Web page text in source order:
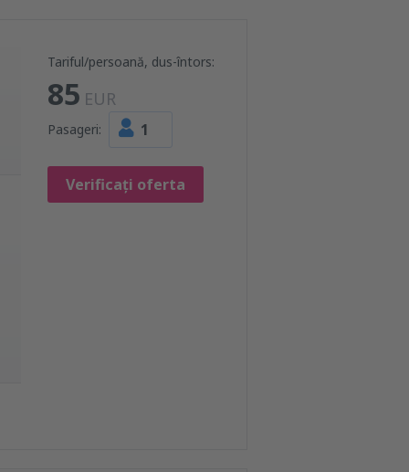
Tariful/persoană, dus-întors:
85 EUR
Pasageri: 1
Verificați oferta